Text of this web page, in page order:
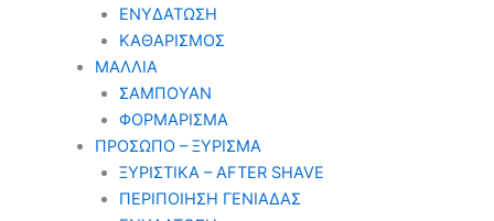
ΕΝΥΔΑΤΩΣΗ
ΚΑΘΑΡΙΣΜΟΣ
ΜΑΛΛΙΑ
ΣΑΜΠΟΥΑΝ
ΦΟΡΜΑΡΙΣΜΑ
ΠΡΟΣΩΠΟ – ΞΥΡΙΣΜΑ
ΞΥΡΙΣΤΙΚΑ – ΑFTER SHAVE
ΠΕΡΙΠΟΙΗΣΗ ΓΕΝΙΑΔΑΣ